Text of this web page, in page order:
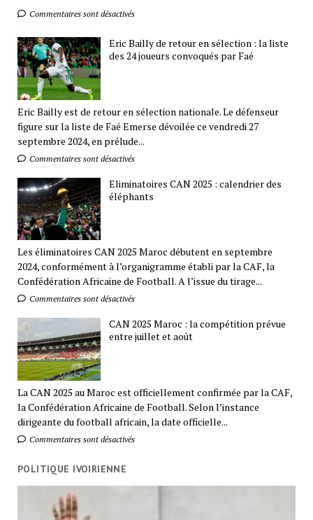
Commentaires sont désactivés
Eric Bailly de retour en sélection : la liste
des 24 joueurs convoqués par Faé
Eric Bailly est de retour en sélection nationale. Le défenseur
figure sur la liste de Faé Emerse dévoilée ce vendredi 27
septembre 2024, en prélude...
Commentaires sont désactivés
Eliminatoires CAN 2025 : calendrier des
éléphants
Les éliminatoires CAN 2025 Maroc débutent en septembre
2024, conformément à l’organigramme établi par la CAF, la
Confédération Africaine de Football. A l’issue du tirage...
Commentaires sont désactivés
CAN 2025 Maroc : la compétition prévue
entre juillet et août
La CAN 2025 au Maroc est officiellement confirmée par la CAF,
la Confédération Africaine de Football. Selon l’instance
dirigeante du football africain, la date officielle...
Commentaires sont désactivés
POLITIQUE IVOIRIENNE